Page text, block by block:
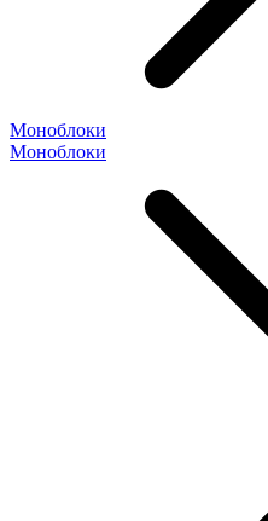
Моноблоки
Моноблоки